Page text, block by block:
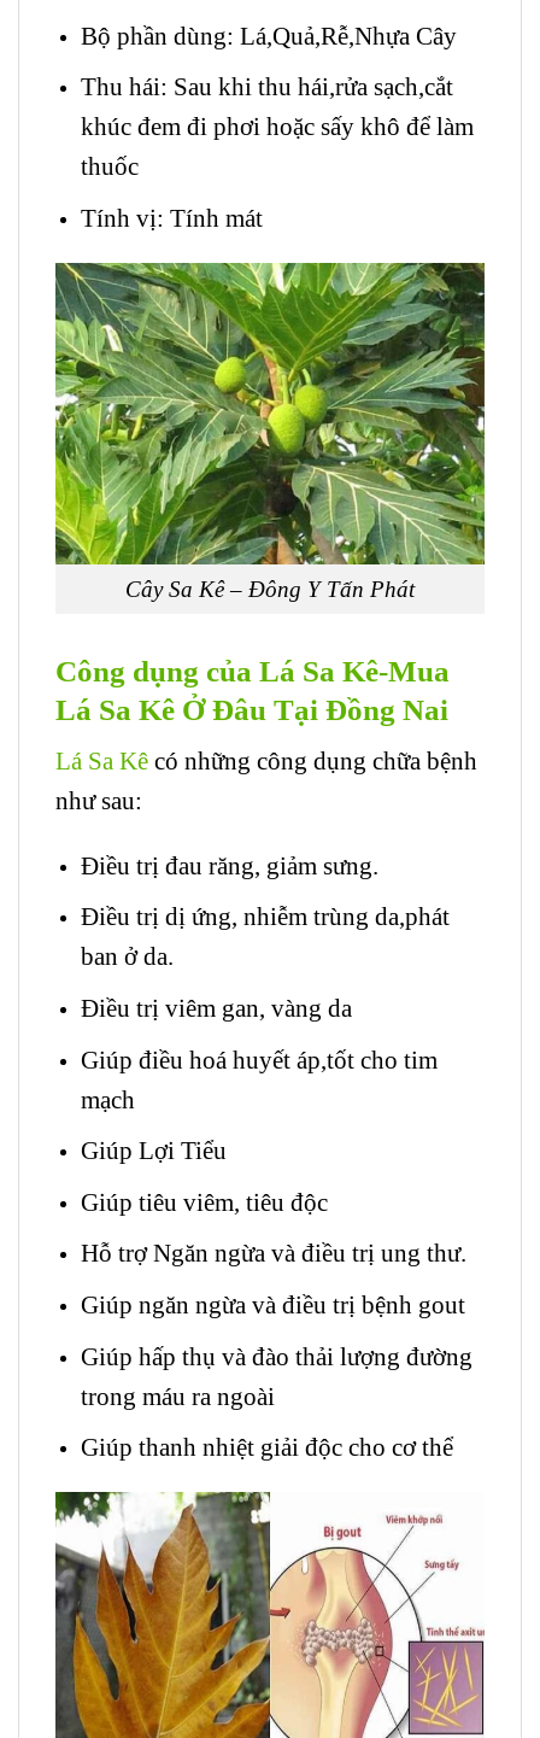
Bộ phần dùng: Lá,Quả,Rễ,Nhựa Cây
Thu hái: Sau khi thu hái,rửa sạch,cắt
khúc đem đi phơi hoặc sấy khô để làm
thuốc
Tính vị: Tính mát
Cây Sa Kê – Đông Y Tấn Phát
Công dụng của Lá Sa Kê-Mua
Lá Sa Kê Ở Đâu Tại Đồng Nai
Lá Sa Kê có những công dụng chữa bệnh
như sau:
Điều trị đau răng, giảm sưng.
Điều trị dị ứng, nhiễm trùng da,phát
ban ở da.
Điều trị viêm gan, vàng da
Giúp điều hoá huyết áp,tốt cho tim
mạch
Giúp Lợi Tiểu
Giúp tiêu viêm, tiêu độc
Hỗ trợ Ngăn ngừa và điều trị ung thư.
Giúp ngăn ngừa và điều trị bệnh gout
Giúp hấp thụ và đào thải lượng đường
trong máu ra ngoài
Giúp thanh nhiệt giải độc cho cơ thể